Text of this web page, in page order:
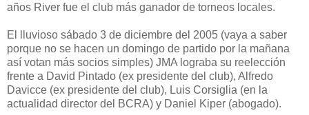
años River fue el club más ganador de torneos locales.
El lluvioso sábado 3 de diciembre del 2005 (vaya a saber
porque no se hacen un domingo de partido por la mañana
así votan más socios simples) JMA lograba su reelección
frente a David Pintado (ex presidente del club), Alfredo
Davicce (ex presidente del club), Luis Corsiglia (en la
actualidad director del BCRA) y Daniel Kiper (abogado).